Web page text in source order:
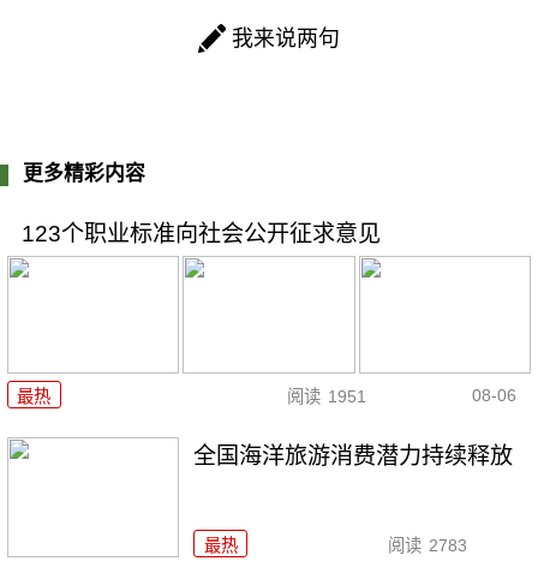
我来说两句
更多精彩内容
123个职业标准向社会公开征求意见
最热 阅读 1951 08-06
全国海洋旅游消费潜力持续释放
最热 阅读 2783